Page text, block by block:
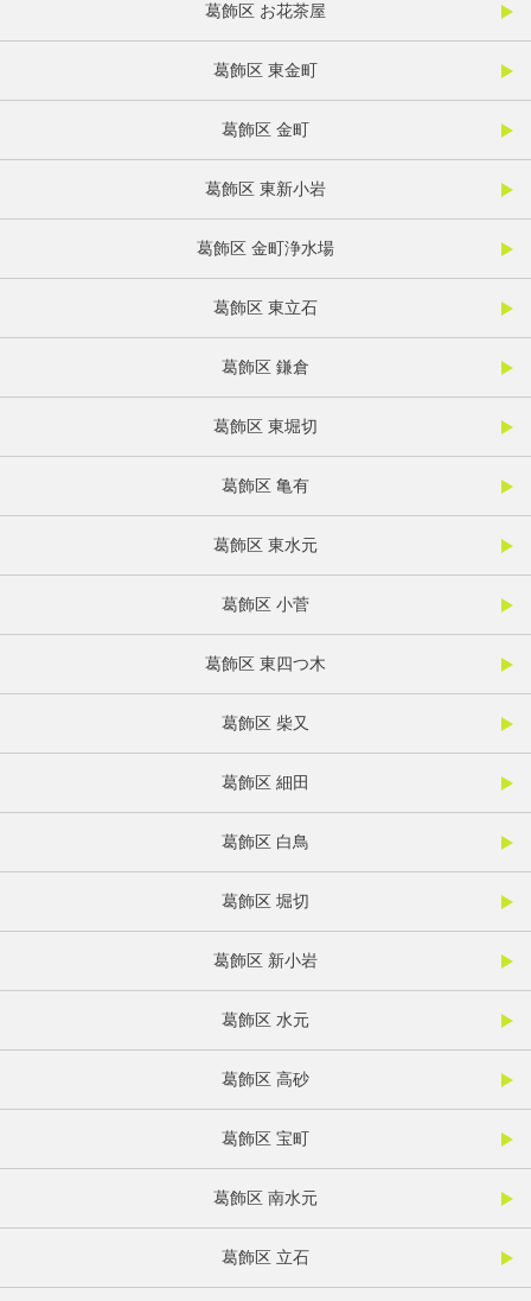
葛飾区 お花茶屋
葛飾区 東金町
葛飾区 金町
葛飾区 東新小岩
葛飾区 金町浄水場
葛飾区 東立石
葛飾区 鎌倉
葛飾区 東堀切
葛飾区 亀有
葛飾区 東水元
葛飾区 小菅
葛飾区 東四つ木
葛飾区 柴又
葛飾区 細田
葛飾区 白鳥
葛飾区 堀切
葛飾区 新小岩
葛飾区 水元
葛飾区 高砂
葛飾区 宝町
葛飾区 南水元
葛飾区 立石